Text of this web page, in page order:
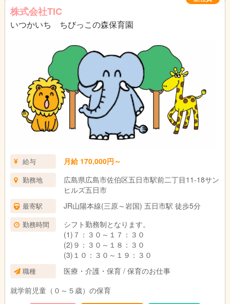
株式会社TIC
いつかいち ちびっこの森保育園
給与 月給 170,000円～
勤務地
広島県広島市佐伯区五日市駅前二丁目11-18サン
ヒルズ五日市
最寄駅 JR山陽本線(三原～岩国) 五日市駅 徒歩5分
勤務時間
シフト勤務制となります。
(1)７：３０～１７：３０
(2)９：３０～１８：３０
(3)１０：３０～１９：３０
職種
医療・介護・保育 / 保育のお仕事
就学前児童（０～５歳）の保育